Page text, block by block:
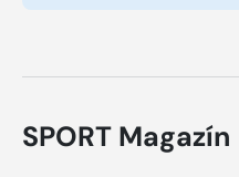
SPORT Magazín